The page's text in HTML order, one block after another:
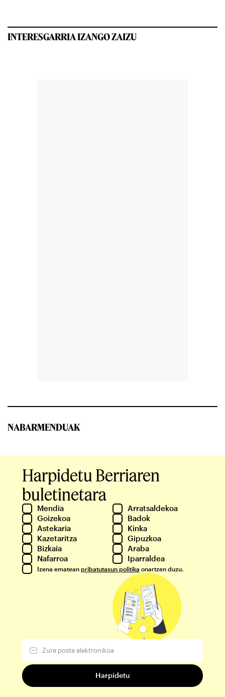
INTERESGARRIA IZANGO ZAIZU
NABARMENDUAK
Harpidetu Berriaren
buletinetara
Mendia
Arratsaldekoa
Goizekoa
Badok
Astekaria
Kinka
Kazetaritza
Gipuzkoa
Bizkaia
Araba
Nafarroa
Iparraldea
Izena ematean pribatutasun politika onartzen duzu.